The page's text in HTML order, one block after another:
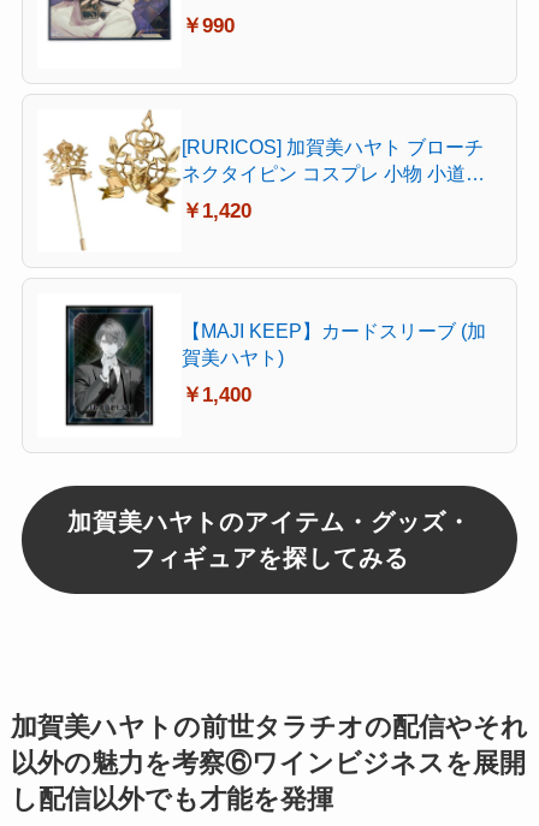
￥990
[RURICOS] 加賀美ハヤト ブローチ
ネクタイピン コスプレ 小物 小道具
ネクタイ留め具 キャラクター風 アク
セサリー 文化祭 漫遊展 撮影用 変装
￥1,420
【MAJI KEEP】カードスリーブ (加
賀美ハヤト)
￥1,400
加賀美ハヤトのアイテム・グッズ・
フィギュアを探してみる
加賀美ハヤトの前世タラチオの配信やそれ
以外の魅力を考察⑥ワインビジネスを展開
し配信以外でも才能を発揮